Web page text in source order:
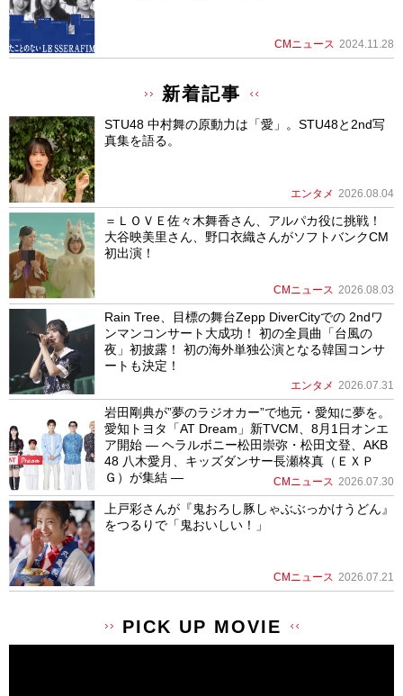
CMニュース 2024.11.28
新着記事
STU48 中村舞の原動力は「愛」。STU48と2nd写
真集を語る。
エンタメ 2026.08.04
＝ＬＯＶＥ佐々木舞香さん、アルパカ役に挑戦！
大谷映美里さん、野口衣織さんがソフトバンクCM
初出演！
CMニュース 2026.08.03
Rain Tree、目標の舞台Zepp DiverCityでの 2ndワ
ンマンコンサート大成功！ 初の全員曲「台風の
夜」初披露！ 初の海外単独公演となる韓国コンサ
ートも決定！
エンタメ 2026.07.31
岩田剛典が”夢のラジオカー”で地元・愛知に夢を。
愛知トヨタ「AT Dream」新TVCM、8月1日オンエ
ア開始 ― ヘラルボニー松田崇弥・松田文登、AKB
48 八木愛月、キッズダンサー長瀬柊真（ＥＸＰ
Ｇ）が集結 ―
CMニュース 2026.07.30
上戸彩さんが『鬼おろし豚しゃぶぶっかけうどん』
をつるりで「鬼おいしい！」
CMニュース 2026.07.21
PICK UP MOVIE